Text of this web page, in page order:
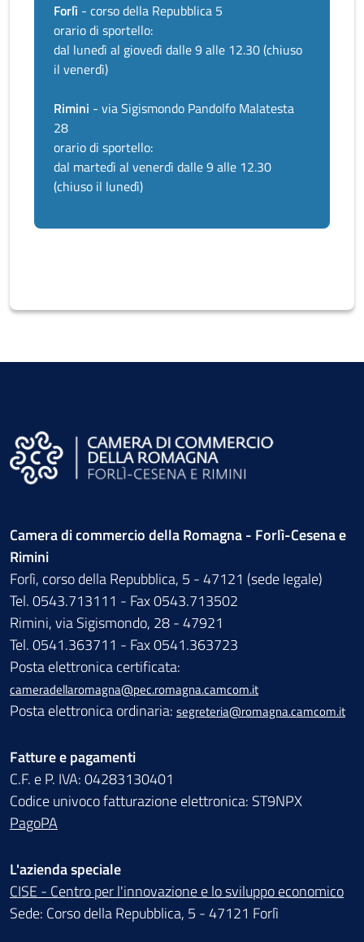
Forlì - corso della Repubblica 5
orario di sportello:
dal lunedì al giovedì dalle 9 alle 12.30 (chiuso
il venerdì)
Rimini - via Sigismondo Pandolfo Malatesta
28
orario di sportello:
dal martedì al venerdì dalle 9 alle 12.30
(chiuso il lunedì)
Camera di commercio della Romagna - Forlì-Cesena e
Rimini
Forlì, corso della Repubblica, 5 - 47121 (sede legale)
Tel. 0543.713111 - Fax 0543.713502
Rimini, via Sigismondo, 28 - 47921
Tel. 0541.363711 - Fax 0541.363723
Posta elettronica certificata:
cameradellaromagna@pec.romagna.camcom.it
Posta elettronica ordinaria: segreteria@romagna.camcom.it
Fatture e pagamenti
C.F. e P. IVA: 04283130401
Codice univoco fatturazione elettronica: ST9NPX
PagoPA
L'azienda speciale
CISE - Centro per l'innovazione e lo sviluppo economico
Sede: Corso della Repubblica, 5 - 47121 Forlì